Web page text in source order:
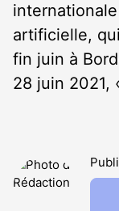
artificielle,
fin juin à
28 juin 2021,